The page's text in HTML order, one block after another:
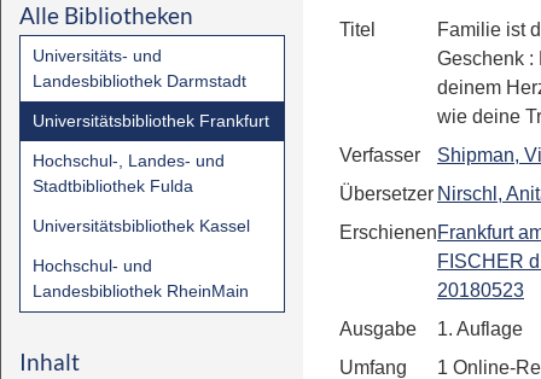
Alle Bibliotheken
Universitäts- und
Landesbibliothek Darmstadt
Universitätsbibliothek Frankfurt
Hochschul-, Landes- und
Stadtbibliothek Fulda
Universitätsbibliothek Kassel
Hochschul- und
Landesbibliothek RheinMain
Inhalt
Titel
Familie ist
Geschenk :
deinem
wie deine
Verfasser
Shipman,
Übersetzer Nirschl,
ErschienenFrankfurt
FISCHER
20180523
Ausgabe
1. Auflage
Umfang
1 Online-